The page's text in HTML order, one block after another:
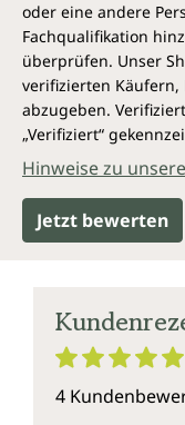
oder eine andere
Fachqualifikation
überprüfen. Unser
verifizierten Käufern,
abzugeben.
„Verifiziert“
Hinweise zu
Jetzt bewerten
4